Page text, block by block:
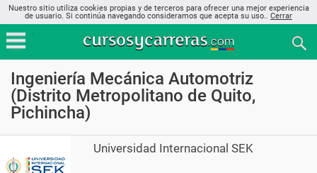
Nuestro sitio utiliza cookies propias y de terceros para ofrecer una mejor experiencia
de usuario. Si continúa navegando consideramos que acepta su uso.. Cerrar
Ingeniería Mecánica Automotriz
(Distrito Metropolitano de Quito,
Pichincha)
Universidad Internacional SEK